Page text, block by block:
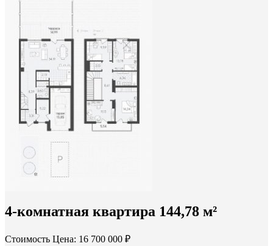
4-комнатная квартира 144,78 м²
Стоимость Цена: 16 700 000 ₽